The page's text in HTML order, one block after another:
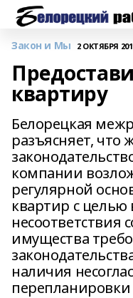
Закон и Мы 2 ОКТЯБРЯ
квартиру
Белорецкая
разъясняет,
компании
регулярной
квартир с
несоответствия
имущества
наличия